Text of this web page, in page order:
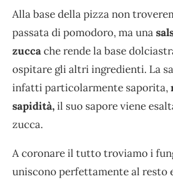
Alla base della pizza non
passata di pomodoro, ma una
zuccache rende la base
ospitare gli altri ingredienti. La
infatti particolarmente saporita,
sapidità,il suo sapore viene
zucca.
A coronare il tutto troviamo i
uniscono perfettamente al resto